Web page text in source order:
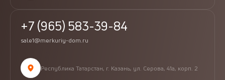
+7 (965) 583-39-84
sale1@merkuriy-dom.ru
Республика Татарстан, г. Казань, ул. Серова, 41а, корп. 2